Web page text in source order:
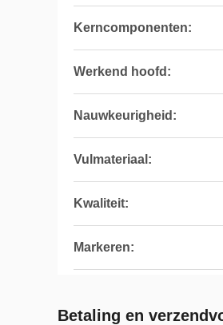
Kerncomponenten:
Werkend hoofd:
Nauwkeurigheid:
Vulmateriaal:
Kwaliteit:
Markeren:
Betaling en